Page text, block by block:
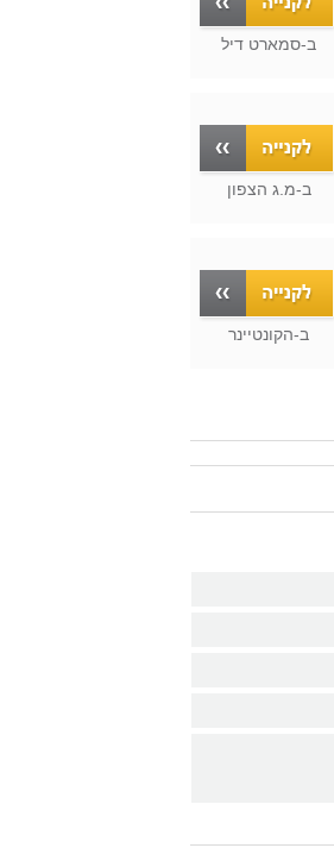
ב-סמארט דיל
ב-מ.ג הצפון
ב-הקונטיינר